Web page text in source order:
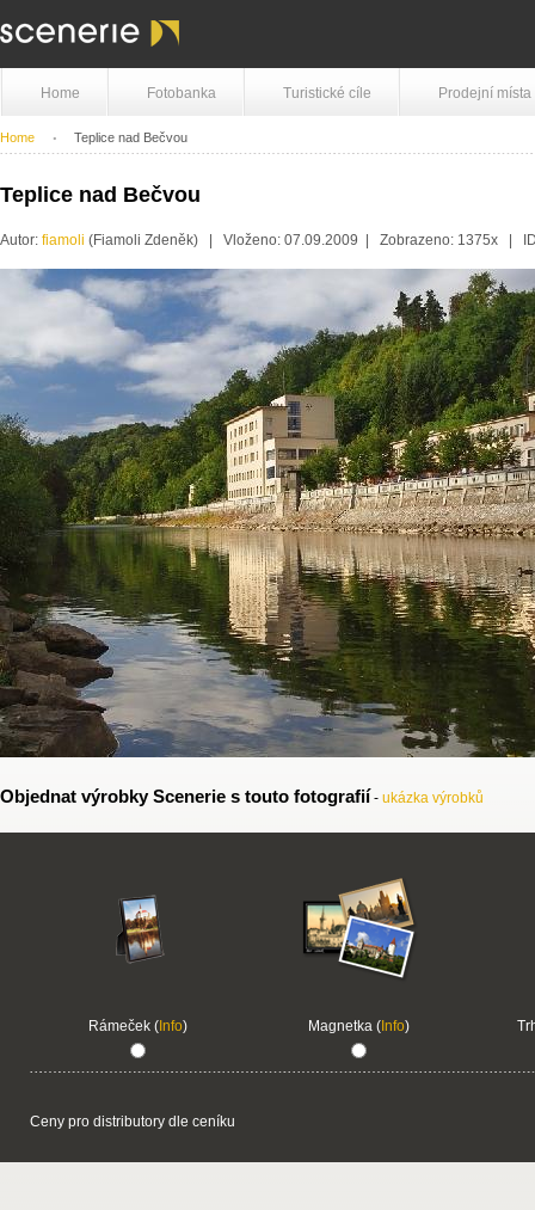
Home Fotobanka Turistické cíle Prodejní místa
Home Teplice nad Bečvou
Teplice nad Bečvou
Autor: fiamoli (Fiamoli Zdeněk) | Vloženo: 07.09.2009 | Zobrazeno: 1375x |
Objednat výrobky Scenerie s touto fotografií - ukázka výrobků
Rámeček (Info) Magnetka (Info)
Ceny pro distributory dle ceníku